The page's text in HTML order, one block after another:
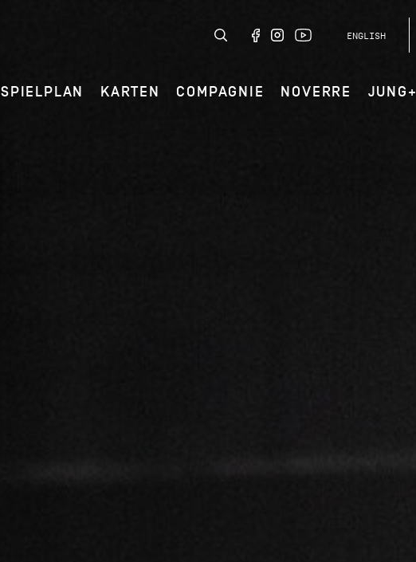
ENGLISH
SPIELPLAN KARTEN COMPAGNIE NOVERRE JUNG+